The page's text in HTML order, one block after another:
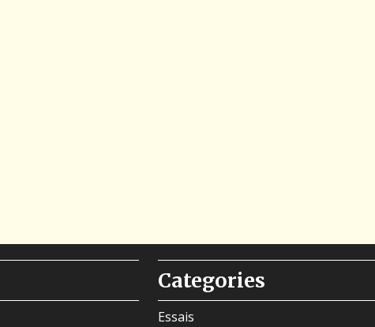
Categories
Essais